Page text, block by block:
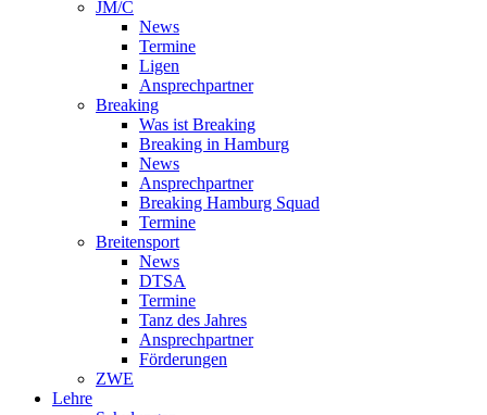
JM/C
News
Termine
Ligen
Ansprechpartner
Breaking
Was ist Breaking
Breaking in Hamburg
News
Ansprechpartner
Breaking Hamburg Squad
Termine
Breitensport
News
DTSA
Termine
Tanz des Jahres
Ansprechpartner
Förderungen
ZWE
Lehre